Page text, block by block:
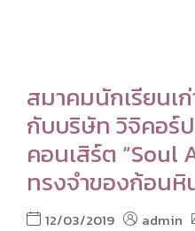
สมาคมนักเรียนเ
กับบริษัท วิจิคอร์
คอนเสิร์ต “Soul
ทรงจำของก้อนหิ
12/03/2019 admin